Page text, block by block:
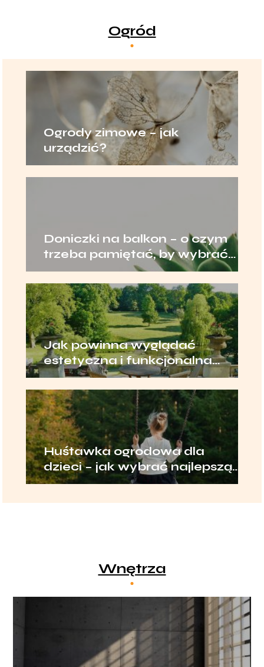
Ogród
Ogrody zimowe – jak
urządzić?
Doniczki na balkon – o czym
trzeba pamiętać, by wybrać
najlepsze?
Jak powinna wyglądać
estetyczna i funkcjonalna
zabudowa tarasu?
Huśtawka ogrodowa dla
dzieci – jak wybrać najlepszą
huśtawkę?
Wnętrza